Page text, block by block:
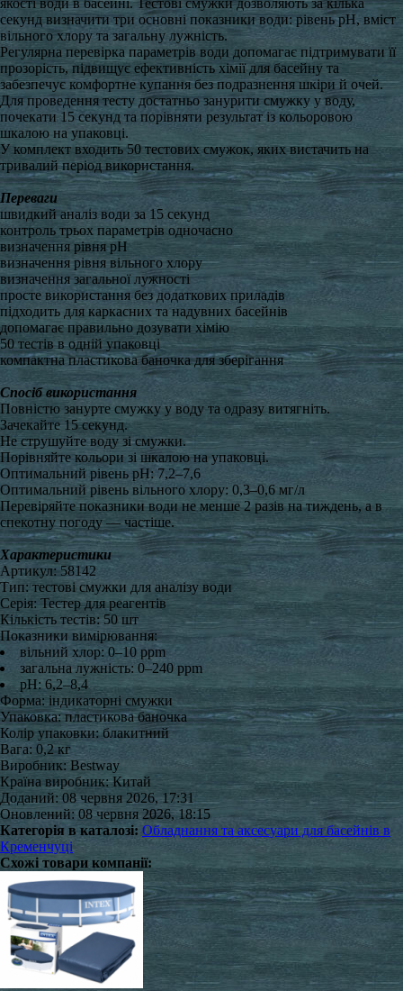
якості води в басейні. Тестові смужки дозволяють за кілька
секунд визначити три основні показники води: рівень pH, вміст
вільного хлору та загальну лужність.
Регулярна перевірка параметрів води допомагає підтримувати її
прозорість, підвищує ефективність хімії для басейну та
забезпечує комфортне купання без подразнення шкіри й очей.
Для проведення тесту достатньо занурити смужку у воду,
почекати 15 секунд та порівняти результат із кольоровою
шкалою на упаковці.
У комплект входить 50 тестових смужок, яких вистачить на
тривалий період використання.
Переваги
швидкий аналіз води за 15 секунд
контроль трьох параметрів одночасно
визначення рівня pH
визначення рівня вільного хлору
визначення загальної лужності
просте використання без додаткових приладів
підходить для каркасних та надувних басейнів
допомагає правильно дозувати хімію
50 тестів в одній упаковці
компактна пластикова баночка для зберігання
Спосіб використання
Повністю занурте смужку у воду та одразу витягніть.
Зачекайте 15 секунд.
Не струшуйте воду зі смужки.
Порівняйте кольори зі шкалою на упаковці.
Оптимальний рівень pH: 7,2–7,6
Оптимальний рівень вільного хлору: 0,3–0,6 мг/л
Перевіряйте показники води не менше 2 разів на тиждень, а в
спекотну погоду — частіше.
Характеристики
Артикул: 58142
Тип: тестові смужки для аналізу води
Серія: Тестер для реагентів
Кількість тестів: 50 шт
Показники вимірювання:
вільний хлор: 0–10 ppm
загальна лужність: 0–240 ppm
pH: 6,2–8,4
Форма: індикаторні смужки
Упаковка: пластикова баночка
Колір упаковки: блакитний
Вага: 0,2 кг
Виробник: Bestway
Країна виробник: Китай
Доданий: 08 червня 2026, 17:31
Оновлений: 08 червня 2026, 18:15
Категорія в каталозі: Обладнання та аксесуари для басейнів в
Кременчуці
Схожі товари компанії: